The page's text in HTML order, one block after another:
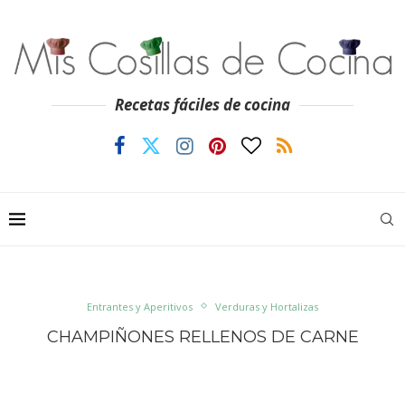
Recetas fáciles de cocina
Entrantes y Aperitivos Verduras y Hortalizas
CHAMPIÑONES RELLENOS DE CARNE